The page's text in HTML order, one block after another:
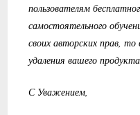
пользователям
самостоятельного
своих авторских прав,
удаления вашего
С Уважением,